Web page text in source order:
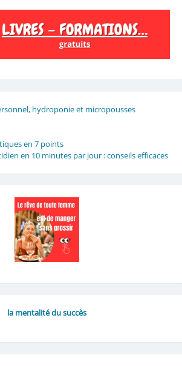
hydroponie et micropousses
en 7 points
en 10 minutes par jour : conseils efficaces
la mentalité du succès